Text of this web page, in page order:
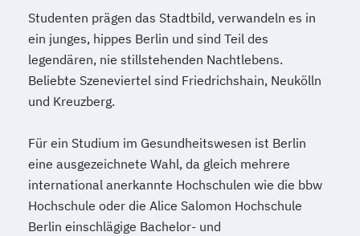
Studenten prägen das Stadtbild, verwandeln es in
ein junges, hippes Berlin und sind Teil des
legendären, nie stillstehenden Nachtlebens.
Beliebte Szeneviertel sind Friedrichshain, Neukölln
und Kreuzberg.
Für ein Studium im Gesundheitswesen ist Berlin
eine ausgezeichnete Wahl, da gleich mehrere
international anerkannte Hochschulen wie die bbw
Hochschule oder die Alice Salomon Hochschule
Berlin einschlägige Bachelor- und